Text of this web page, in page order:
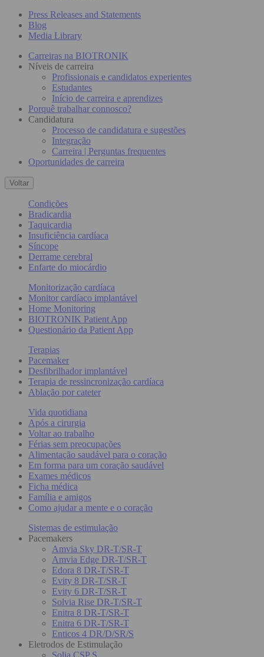
Press Releases and Statements
Blog
Media Library
Carreiras na BIOTRONIK
Níveis de carreira
Profissionais e candidatos experientes
Estudantes
Início de carreira e aprendizes
Porquê trabalhar connosco?
Candidatura
Processo de candidatura e sugestões
Integração
Carreira | Perguntas frequentes
Oportunidades de carreira
Voltar
Condições
Bradicardia
Taquicardia
Insuficiência cardíaca
Síncope
Derrame cerebral
Enfarte do miocárdio
Monitorização cardíaca
Monitor cardíaco implantável
Home Monitoring
BIOTRONIK Patient App
Questionário da Patient App
Terapias
Pacemaker
Desfibrilhador implantável
Terapia de ressincronização cardíaca
Ablação por cateter
Vida quotidiana
Após a cirurgia
Voltar ao trabalho
Férias sem preocupações
Alimentação saudável para o coração
Em forma para um coração saudável
Exames médicos
Ficha médica
Família e amigos
Como ajudar a mente e o coração
Sistemas de estimulação
Pacemakers
Amvia Sky DR-T/SR-T
Amvia Edge DR-T/SR-T
Edora 8 DR-T/SR-T
Evity 8 DR-T/SR-T
Evity 6 DR-T/SR-T
Solvia Rise DR-T/SR-T
Enitra 8 DR-T/SR-T
Enitra 6 DR-T/SR-T
Enticos 4 DR/D/SR/S
Eletrodos de Estimulação
Solia CSP S